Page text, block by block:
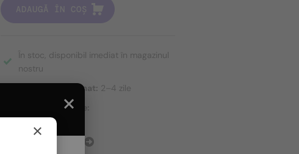
ADAUGĂ ÎN COȘ
În stoc, disponibil imediat în magazinul
nostru
Timp de livrare estimat: 2–4 zile
Costuri de expediere:
Transport gratuit
×